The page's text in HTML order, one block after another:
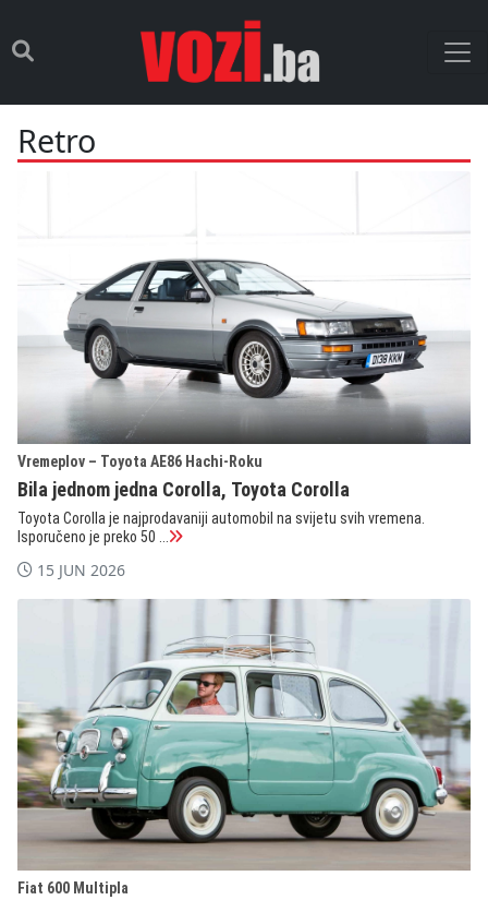
Retro
Vremeplov – Toyota AE86 Hachi-Roku
Bila jednom jedna Corolla, Toyota Corolla
Toyota Corolla je najprodavaniji automobil na svijetu svih vremena.
Isporučeno je preko 50 ...
15 JUN 2026
Fiat 600 Multipla